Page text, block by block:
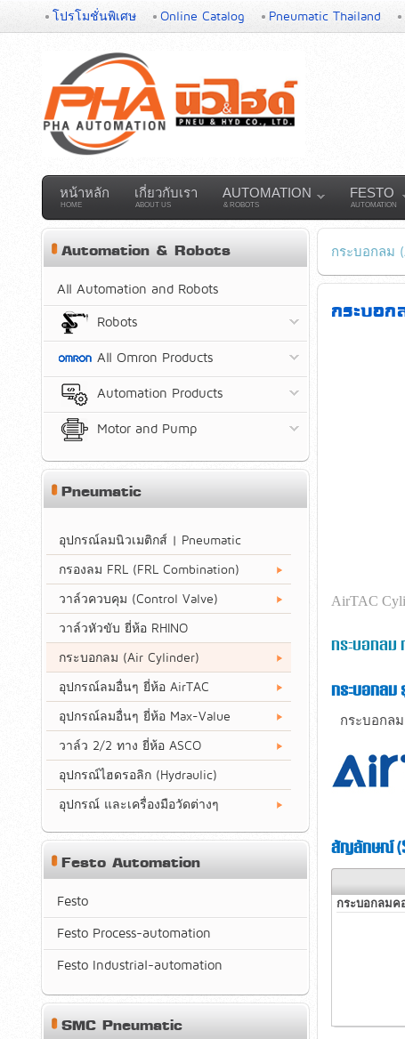
โปรโมชั่นพิเศษ Online Catalog Pneumatic Thailand
หน้าหลัก
HOME
เกี่ยวกับเรา
ABOUT US
AUTOMATION
& ROBOTS
FESTO
AUTOMATION
กระบอกลม
กระบอ
AirTAC
กระบอกลม
กระบอกลม
กระบอกล
สัญลักษณ์
กระบอกลมค
Automation & Robots
All Automation and Robots
Robots
All Omron Products
Automation Products
Motor and Pump
Pneumatic
อุปกรณ์ลมนิวเมติกส์ | Pneumatic
กรองลม FRL (FRL Combination)
วาล์วควบคุม (Control Valve)
วาล์วหัวขับ ยี่ห้อ RHINO
กระบอกลม (Air Cylinder)
อุปกรณ์ลมอื่นๆ ยี่ห้อ AirTAC
อุปกรณ์ลมอื่นๆ ยี่ห้อ Max-Value
วาล์ว 2/2 ทาง ยี่ห้อ ASCO
อุปกรณ์ไฮดรอลิก (Hydraulic)
อุปกรณ์ และเครื่องมือวัดต่างๆ
Festo Automation
Festo
Festo Process-automation
Festo Industrial-automation
SMC Pneumatic